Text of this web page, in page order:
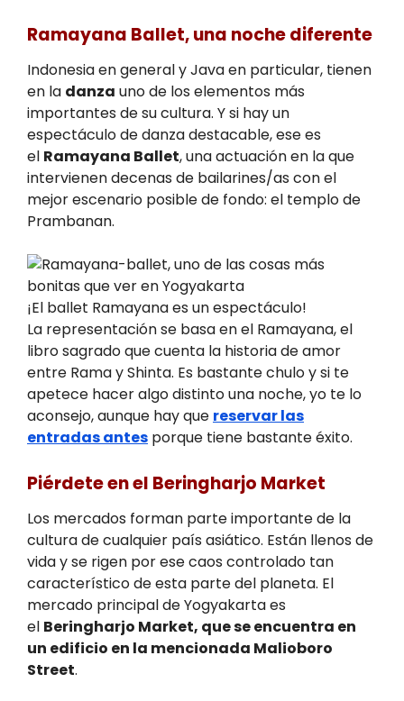
Ramayana Ballet, una noche diferente
Indonesia en general y Java en particular, tienen
en la danza uno de los elementos más
importantes de su cultura. Y si hay un
espectáculo de danza destacable, ese es
el Ramayana Ballet, una actuación en la que
intervienen decenas de bailarines/as con el
mejor escenario posible de fondo: el templo de
Prambanan.
¡El ballet Ramayana es un espectáculo!
La representación se basa en el Ramayana, el
libro sagrado que cuenta la historia de amor
entre Rama y Shinta. Es bastante chulo y si te
apetece hacer algo distinto una noche, yo te lo
aconsejo, aunque hay que reservar las
entradas antes porque tiene bastante éxito.
Piérdete en el Beringharjo Market
Los mercados forman parte importante de la
cultura de cualquier país asiático. Están llenos de
vida y se rigen por ese caos controlado tan
característico de esta parte del planeta. El
mercado principal de Yogyakarta es
el Beringharjo Market, que se encuentra en
un edificio en la mencionada Malioboro
Street.